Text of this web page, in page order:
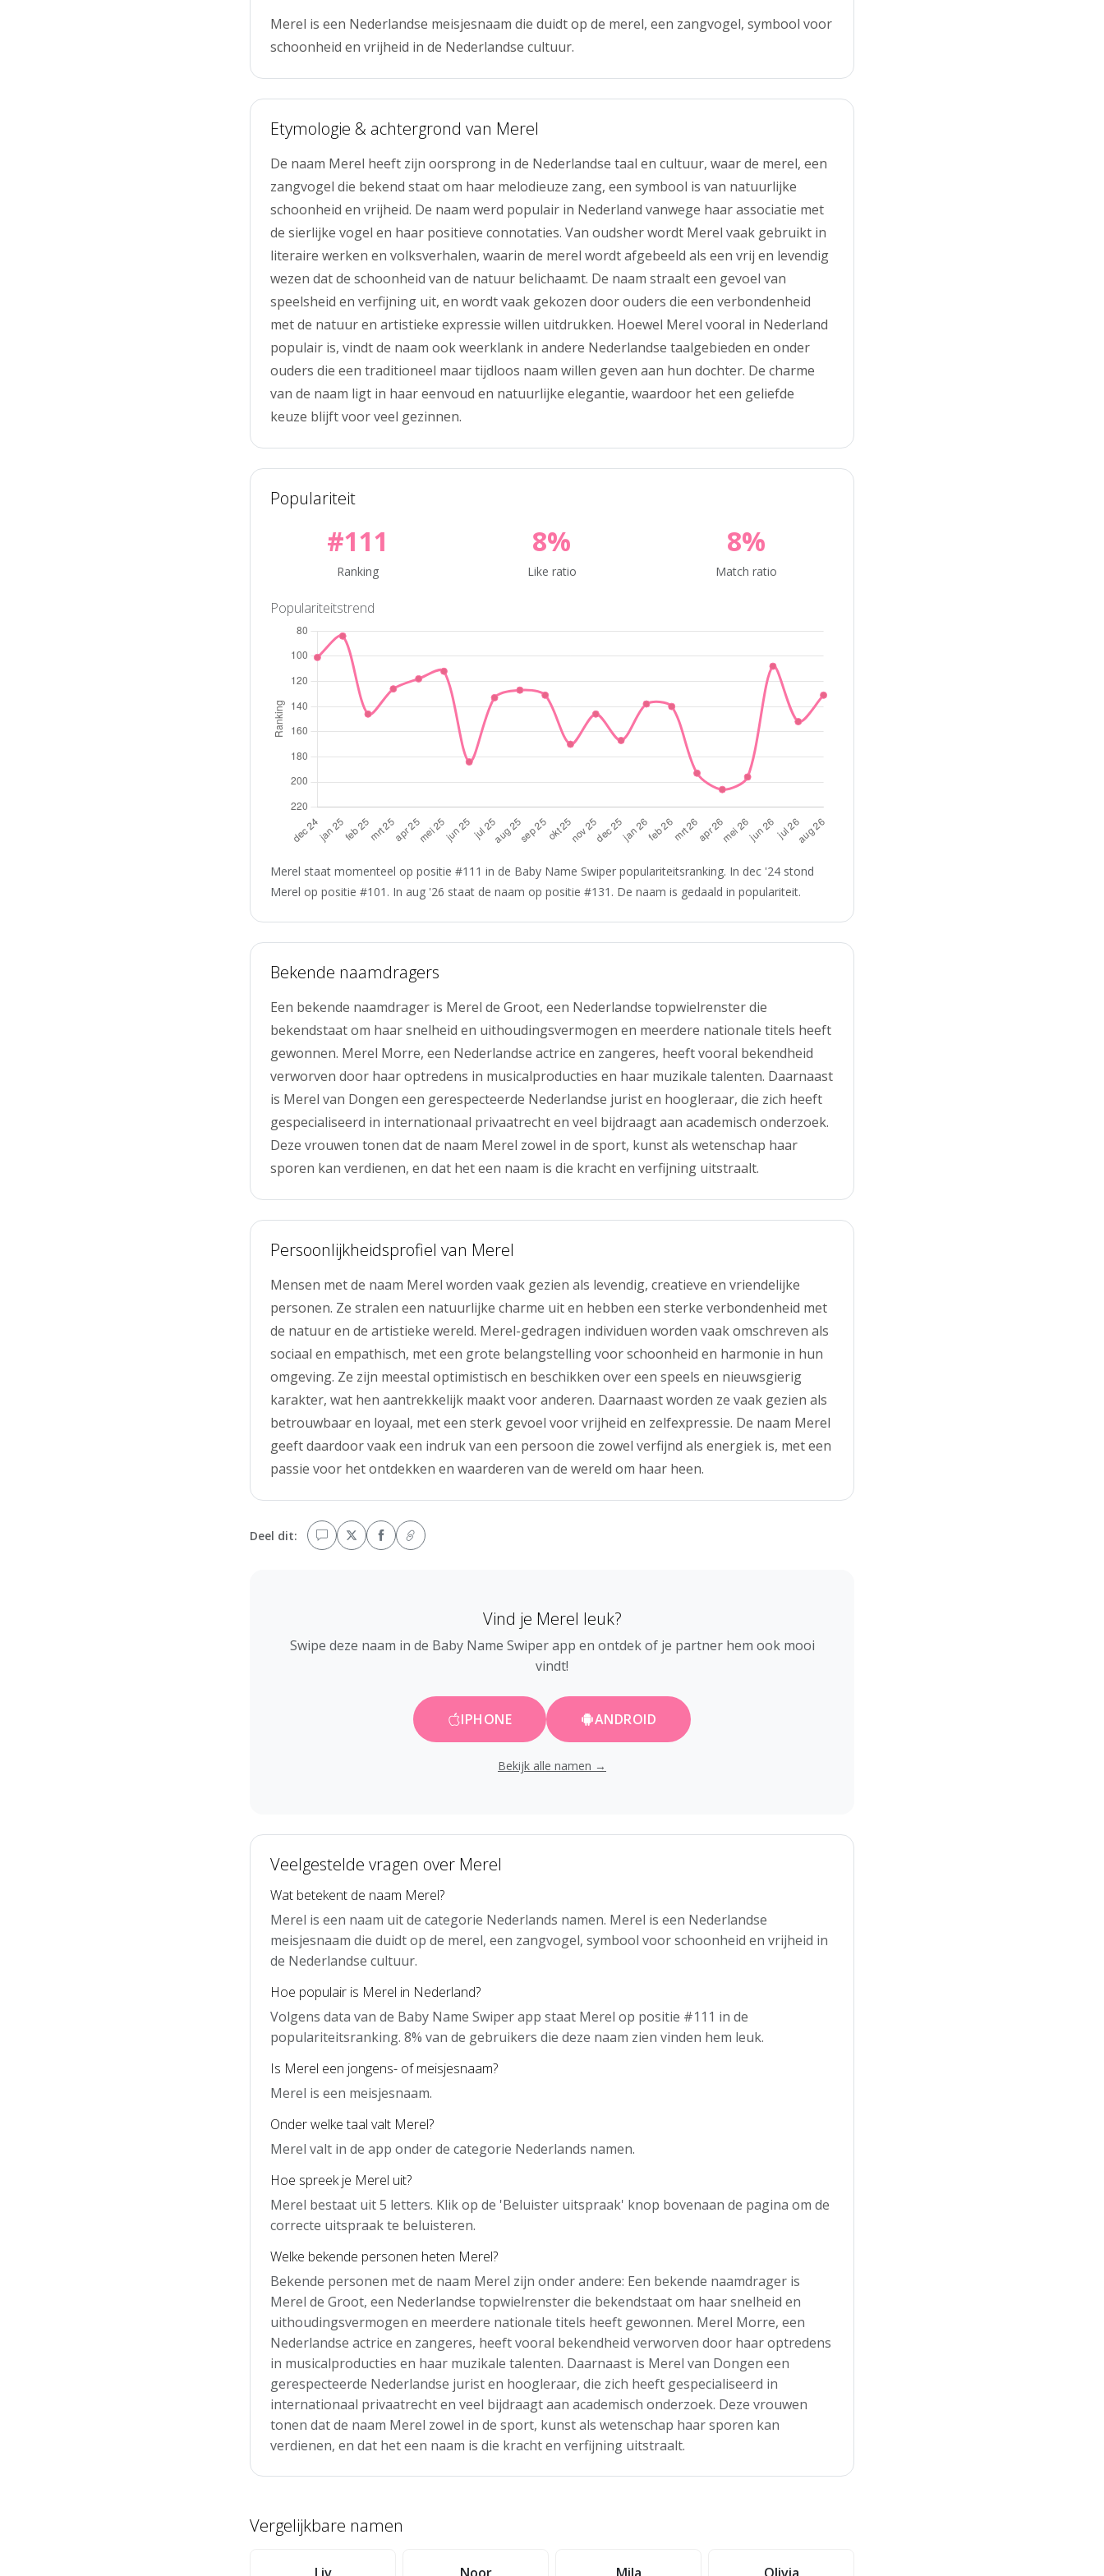
Merel is een Nederlandse meisjesnaam die duidt op de merel, een zangvogel, symbool voor
schoonheid en vrijheid in de Nederlandse cultuur.
Etymologie & achtergrond van Merel
De naam Merel heeft zijn oorsprong in de Nederlandse taal en cultuur, waar de merel, een
zangvogel die bekend staat om haar melodieuze zang, een symbool is van natuurlijke
schoonheid en vrijheid. De naam werd populair in Nederland vanwege haar associatie met
de sierlijke vogel en haar positieve connotaties. Van oudsher wordt Merel vaak gebruikt in
literaire werken en volksverhalen, waarin de merel wordt afgebeeld als een vrij en levendig
wezen dat de schoonheid van de natuur belichaamt. De naam straalt een gevoel van
speelsheid en verfijning uit, en wordt vaak gekozen door ouders die een verbondenheid
met de natuur en artistieke expressie willen uitdrukken. Hoewel Merel vooral in Nederland
populair is, vindt de naam ook weerklank in andere Nederlandse taalgebieden en onder
ouders die een traditioneel maar tijdloos naam willen geven aan hun dochter. De charme
van de naam ligt in haar eenvoud en natuurlijke elegantie, waardoor het een geliefde
keuze blijft voor veel gezinnen.
Populariteit
#111
Ranking
8%
Like ratio
8%
Match ratio
Populariteitstrend
Merel staat momenteel op positie #111 in de Baby Name Swiper populariteitsranking. In dec '24 stond
Merel op positie #101. In aug '26 staat de naam op positie #131. De naam is gedaald in populariteit.
Bekende naamdragers
Een bekende naamdrager is Merel de Groot, een Nederlandse topwielrenster die
bekendstaat om haar snelheid en uithoudingsvermogen en meerdere nationale titels heeft
gewonnen. Merel Morre, een Nederlandse actrice en zangeres, heeft vooral bekendheid
verworven door haar optredens in musicalproducties en haar muzikale talenten. Daarnaast
is Merel van Dongen een gerespecteerde Nederlandse jurist en hoogleraar, die zich heeft
gespecialiseerd in internationaal privaatrecht en veel bijdraagt aan academisch onderzoek.
Deze vrouwen tonen dat de naam Merel zowel in de sport, kunst als wetenschap haar
sporen kan verdienen, en dat het een naam is die kracht en verfijning uitstraalt.
Persoonlijkheidsprofiel van Merel
Mensen met de naam Merel worden vaak gezien als levendig, creatieve en vriendelijke
personen. Ze stralen een natuurlijke charme uit en hebben een sterke verbondenheid met
de natuur en de artistieke wereld. Merel-gedragen individuen worden vaak omschreven als
sociaal en empathisch, met een grote belangstelling voor schoonheid en harmonie in hun
omgeving. Ze zijn meestal optimistisch en beschikken over een speels en nieuwsgierig
karakter, wat hen aantrekkelijk maakt voor anderen. Daarnaast worden ze vaak gezien als
betrouwbaar en loyaal, met een sterk gevoel voor vrijheid en zelfexpressie. De naam Merel
geeft daardoor vaak een indruk van een persoon die zowel verfijnd als energiek is, met een
passie voor het ontdekken en waarderen van de wereld om haar heen.
Deel dit:
Vind je Merel leuk?
Swipe deze naam in de Baby Name Swiper app en ontdek of je partner hem ook mooi
vindt!
IPHONE ANDROID
Bekijk alle namen →
Veelgestelde vragen over Merel
Wat betekent de naam Merel?
Merel is een naam uit de categorie Nederlands namen. Merel is een Nederlandse
meisjesnaam die duidt op de merel, een zangvogel, symbool voor schoonheid en vrijheid in
de Nederlandse cultuur.
Hoe populair is Merel in Nederland?
Volgens data van de Baby Name Swiper app staat Merel op positie #111 in de
populariteitsranking. 8% van de gebruikers die deze naam zien vinden hem leuk.
Is Merel een jongens- of meisjesnaam?
Merel is een meisjesnaam.
Onder welke taal valt Merel?
Merel valt in de app onder de categorie Nederlands namen.
Hoe spreek je Merel uit?
Merel bestaat uit 5 letters. Klik op de 'Beluister uitspraak' knop bovenaan de pagina om de
correcte uitspraak te beluisteren.
Welke bekende personen heten Merel?
Bekende personen met de naam Merel zijn onder andere: Een bekende naamdrager is
Merel de Groot, een Nederlandse topwielrenster die bekendstaat om haar snelheid en
uithoudingsvermogen en meerdere nationale titels heeft gewonnen. Merel Morre, een
Nederlandse actrice en zangeres, heeft vooral bekendheid verworven door haar optredens
in musicalproducties en haar muzikale talenten. Daarnaast is Merel van Dongen een
gerespecteerde Nederlandse jurist en hoogleraar, die zich heeft gespecialiseerd in
internationaal privaatrecht en veel bijdraagt aan academisch onderzoek. Deze vrouwen
tonen dat de naam Merel zowel in de sport, kunst als wetenschap haar sporen kan
verdienen, en dat het een naam is die kracht en verfijning uitstraalt.
Vergelijkbare namen